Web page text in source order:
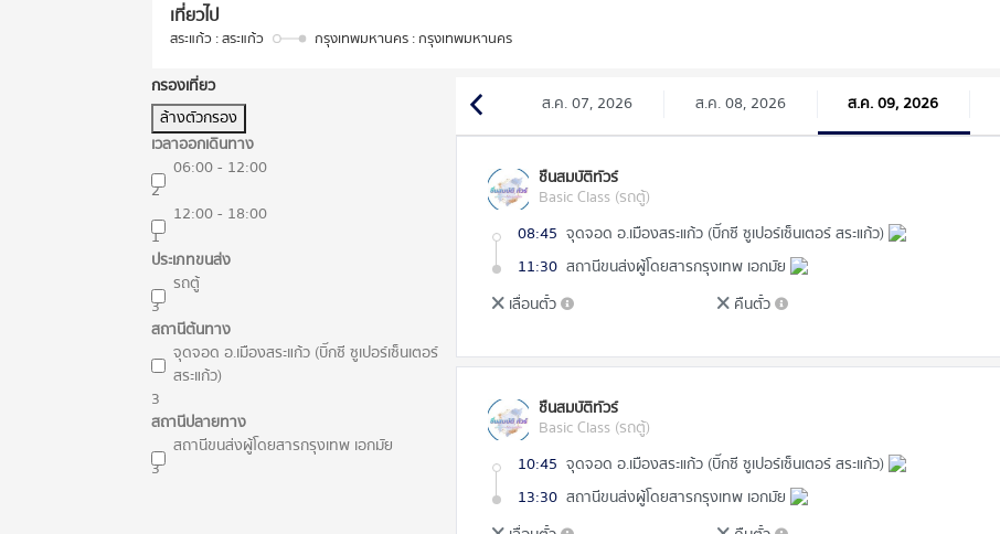
เที่ยวไป
สระแก้ว : สระแก้ว กรุงเทพมหานคร : กรุงเทพมหานคร
กรองเที่ยว
ล้างตัวกรอง
เวลาออกเดินทาง
06:00 - 12:00
2
12:00 - 18:00
1
ประเภทขนส่ง
รถตู้
3
สถานีต้นทาง
จุดจอด อ.เมืองสระแก้ว (บิ๊กซี ซูเปอร์เซ็นเตอร์
สระแก้ว)
3
สถานีปลายทาง
สถานีขนส่งผู้โดยสารกรุงเทพ เอกมัย
3
ส.ค. 07, 2026 ส.ค. 08, 2026 ส.ค. 09, 2026
ชื่นสมบัติทัวร์
Basic Class (รถตู้)
08:45 จุดจอด อ.เมืองสระแก้ว (บิ๊กซี ซูเปอร์เซ็นเตอร์ สระแก้ว)
11:30 สถานีขนส่งผู้โดยสารกรุงเทพ เอกมัย
เลื่อนตั๋ว
คืนตั๋ว
ชื่นสมบัติทัวร์
Basic Class (รถตู้)
10:45 จุดจอด อ.เมืองสระแก้ว (บิ๊กซี ซูเปอร์เซ็นเตอร์ สระแก้ว)
13:30 สถานีขนส่งผู้โดยสารกรุงเทพ เอกมัย